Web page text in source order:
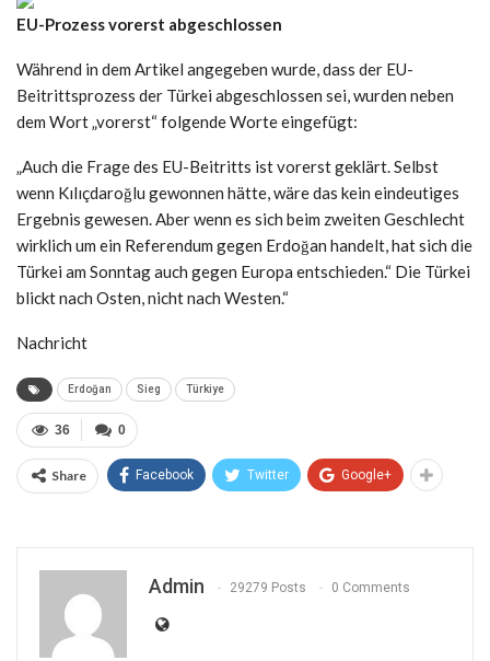
EU-Prozess vorerst abgeschlossen
Während in dem Artikel angegeben wurde, dass der EU-
Beitrittsprozess der Türkei abgeschlossen sei, wurden neben
dem Wort „vorerst“ folgende Worte eingefügt:
„Auch die Frage des EU-Beitritts ist vorerst geklärt. Selbst
wenn Kılıçdaroğlu gewonnen hätte, wäre das kein eindeutiges
Ergebnis gewesen. Aber wenn es sich beim zweiten Geschlecht
wirklich um ein Referendum gegen Erdoğan handelt, hat sich die
Türkei am Sonntag auch gegen Europa entschieden.“ Die Türkei
blickt nach Osten, nicht nach Westen.“
Nachricht
Erdoğan Sieg Türkiye
0
36
Share Facebook Twitter Google+
Admin 29279 Posts 0 Comments